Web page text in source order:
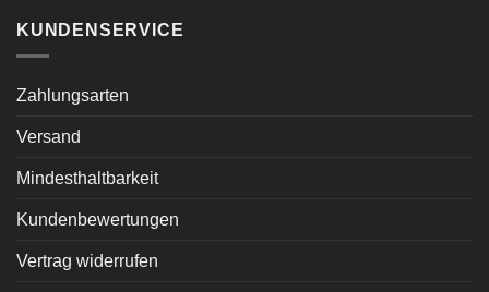
KUNDENSERVICE
Zahlungsarten
Versand
Mindesthaltbarkeit
Kundenbewertungen
Vertrag widerrufen